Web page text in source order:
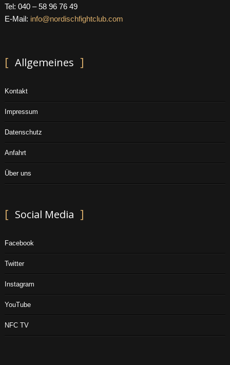
Tel: 040 – 58 96 76 49
E-Mail: info@nordischfightclub.com
Allgemeines
Kontakt
Impressum
Datenschutz
Anfahrt
Über uns
Social Media
Facebook
Twitter
Instagram
YouTube
NFC TV